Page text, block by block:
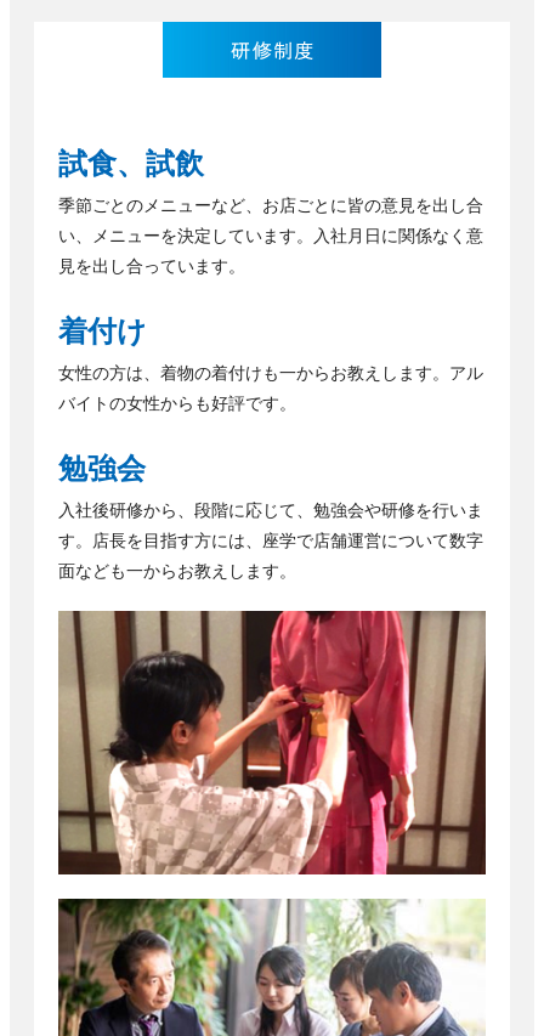
試食、試飲
季節ごとのメニューなど、お店ごとに皆の意見を出し合
い、メニューを決定しています。入社月日に関係なく意
見を出し合っています。
着付け
女性の方は、着物の着付けも一からお教えします。アル
バイトの女性からも好評です。
勉強会
入社後研修から、段階に応じて、勉強会や研修を行いま
す。店長を目指す方には、座学で店舗運営について数字
面なども一からお教えします。